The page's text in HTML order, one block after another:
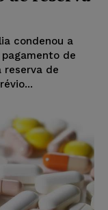
condenou a
de
reserva de